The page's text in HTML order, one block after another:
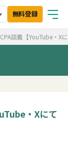
無料登録
談義【YouTube・X
・Xにて